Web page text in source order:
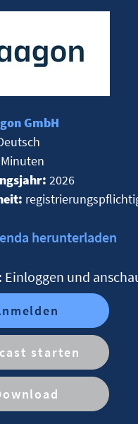
GmbH
2026
herunterladen
und
starten